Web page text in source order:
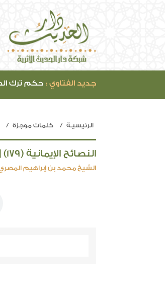
جديد الفتاوي : حكم ترك
الرئيسيـة كلمات موجزة
النصائح الإيمانية (179) [الاهتمام والعناية بالقلوب]
الشيخ محمد بن إبراهيم